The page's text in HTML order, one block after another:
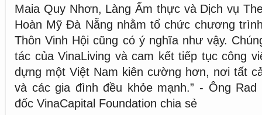
Maia Quy Nhơn, Làng Ẩm thực và Dịch vụ
Hoàn Mỹ Đà Nẵng nhằm tổ chức chương
Thôn Vinh Hội cũng có ý nghĩa như vậy.
tác của VinaLiving và cam kết tiếp tục công
dựng một Việt Nam kiên cường hơn, nơi tất
và các gia đình đều khỏe mạnh.” - Ông Rad
đốc VinaCapital Foundation chia sẻ